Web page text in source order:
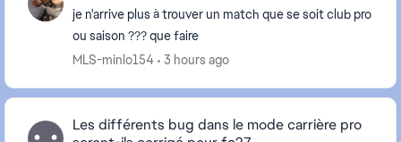
je n'arrive plus à trouver un match que se soit club pro
ou saison ??? que faire
MLS-minlo154
3 hours ago
Les différents bug dans le mode carrière pro